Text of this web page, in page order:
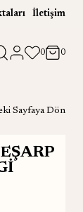
İletişim
0 0
Sayfaya Dön